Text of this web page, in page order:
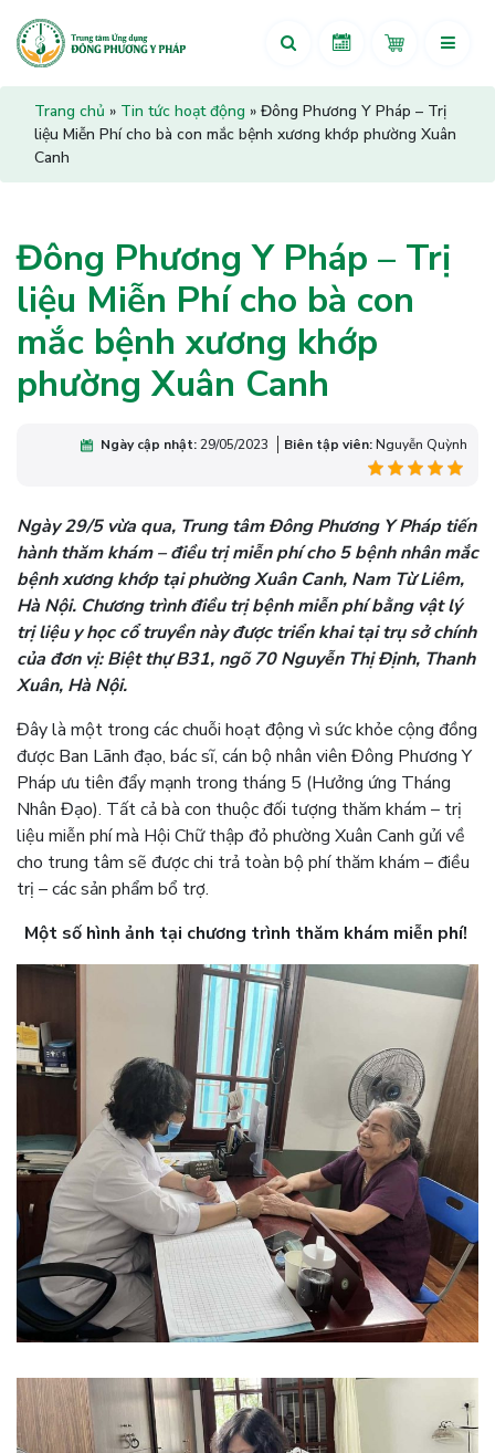
Trang chủ » Tin tức hoạt động » Đông Phương Y Pháp – Trị
liệu Miễn Phí cho bà con mắc bệnh xương khớp phường Xuân
Canh
Đông Phương Y Pháp – Trị
liệu Miễn Phí cho bà con
mắc bệnh xương khớp
phường Xuân Canh
Ngày cập nhật:29/05/2023 Biên tập viên:Nguyễn Quỳnh
Ngày 29/5 vừa qua, Trung tâm Đông Phương Y Pháp tiến
hành thăm khám – điều trị miễn phí cho 5 bệnh nhân mắc
bệnh xương khớp tại phường Xuân Canh, Nam Từ Liêm,
Hà Nội. Chương trình điều trị bệnh miễn phí bằng vật lý
trị liệu y học cổ truyền này được triển khai tại trụ sở chính
của đơn vị: Biệt thự B31, ngõ 70 Nguyễn Thị Định, Thanh
Xuân, Hà Nội.
Đây là một trong các chuỗi hoạt động vì sức khỏe cộng đồng
được Ban Lãnh đạo, bác sĩ, cán bộ nhân viên Đông Phương Y
Pháp ưu tiên đẩy mạnh trong tháng 5 (Hưởng ứng Tháng
Nhân Đạo). Tất cả bà con thuộc đối tượng thăm khám – trị
liệu miễn phí mà Hội Chữ thập đỏ phường Xuân Canh gửi về
cho trung tâm sẽ được chi trả toàn bộ phí thăm khám – điều
trị – các sản phẩm bổ trợ.
Một số hình ảnh tại chương trình thăm khám miễn phí!